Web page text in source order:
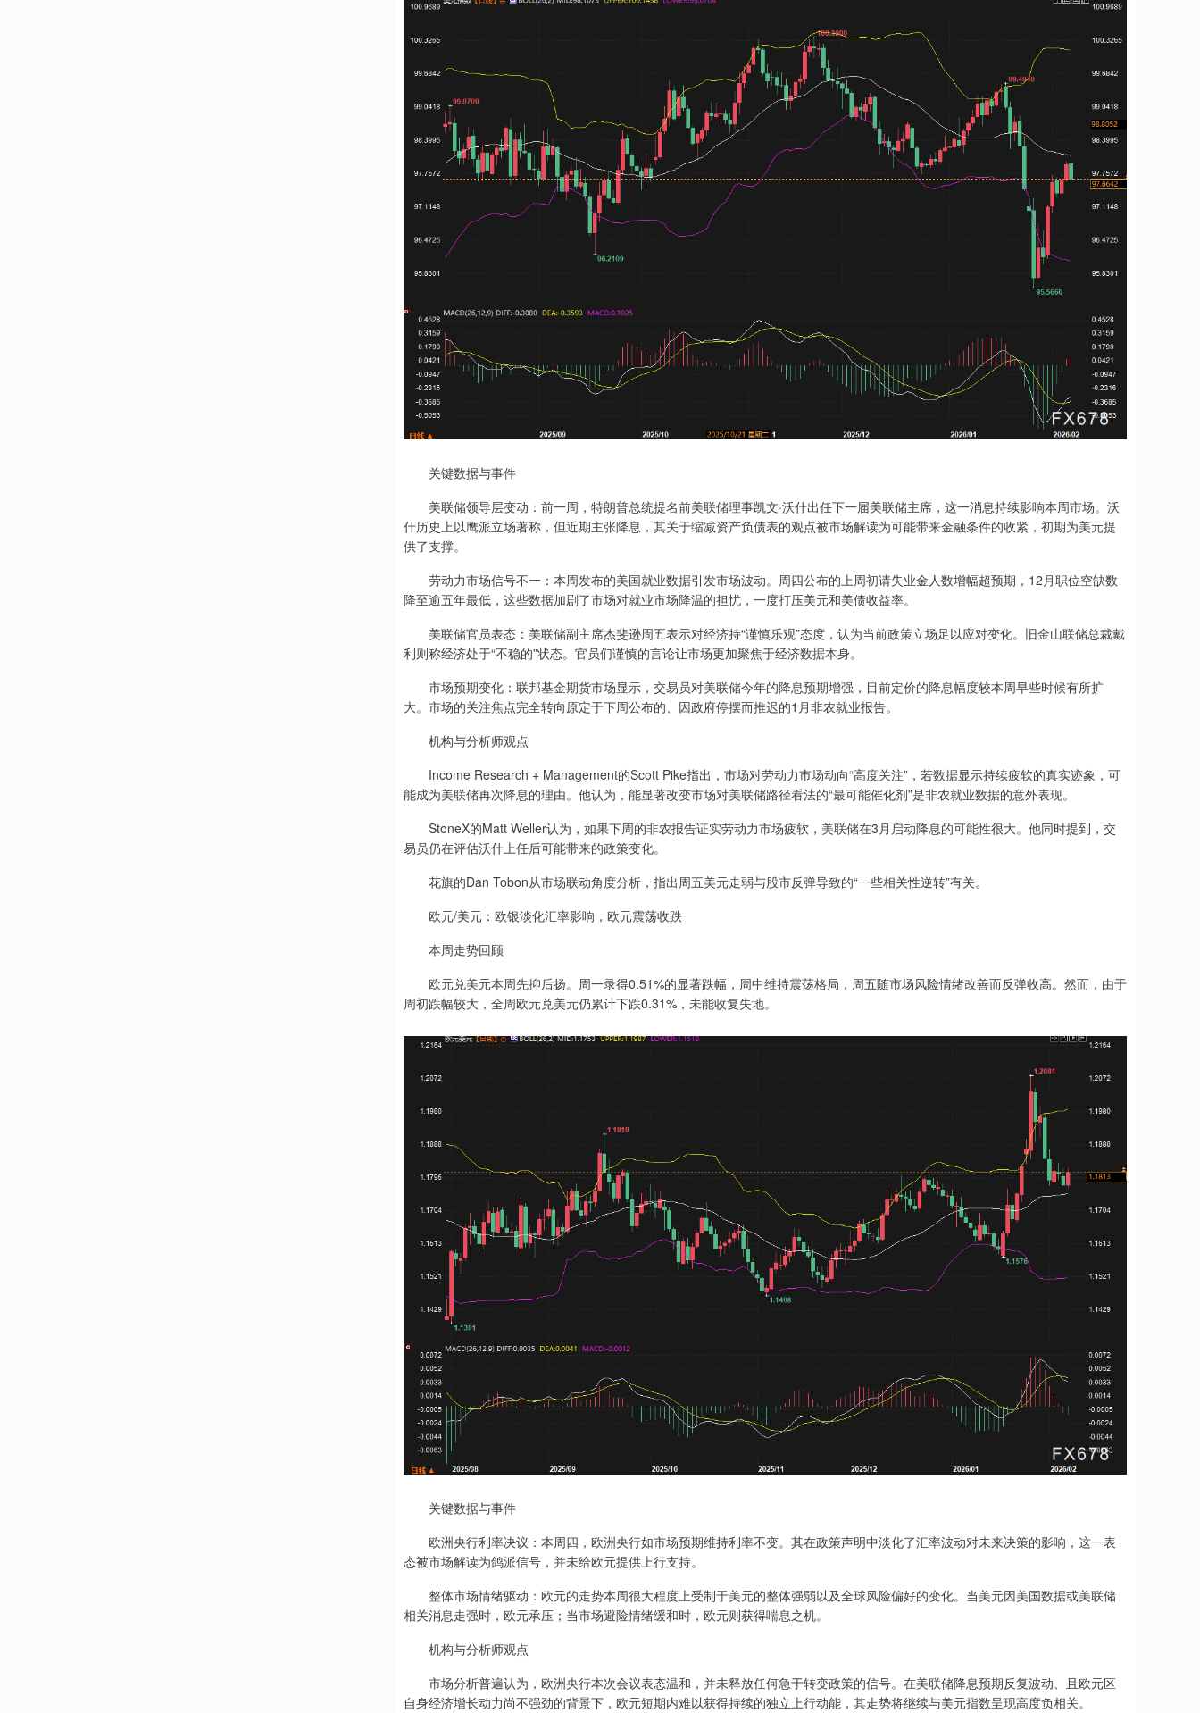
关键数据与事件
美联储领导层变动：前一周，特朗普总统提名前美联储理事凯文·沃什出任下一届美联储主席，这一消息持续影响本周市场。沃
什历史上以鹰派立场著称，但近期主张降息，其关于缩减资产负债表的观点被市场解读为可能带来金融条件的收紧，初期为美元提
供了支撑。
劳动力市场信号不一：本周发布的美国就业数据引发市场波动。周四公布的上周初请失业金人数增幅超预期，12月职位空缺数
降至逾五年最低，这些数据加剧了市场对就业市场降温的担忧，一度打压美元和美债收益率。
美联储官员表态：美联储副主席杰斐逊周五表示对经济持“谨慎乐观”态度，认为当前政策立场足以应对变化。旧金山联储总裁戴
利则称经济处于“不稳的”状态。官员们谨慎的言论让市场更加聚焦于经济数据本身。
市场预期变化：联邦基金期货市场显示，交易员对美联储今年的降息预期增强，目前定价的降息幅度较本周早些时候有所扩
大。市场的关注焦点完全转向原定于下周公布的、因政府停摆而推迟的1月非农就业报告。
机构与分析师观点
Income Research + Management的Scott Pike指出，市场对劳动力市场动向“高度关注”，若数据显示持续疲软的真实迹象，可
能成为美联储再次降息的理由。他认为，能显著改变市场对美联储路径看法的“最可能催化剂”是非农就业数据的意外表现。
StoneX的Matt Weller认为，如果下周的非农报告证实劳动力市场疲软，美联储在3月启动降息的可能性很大。他同时提到，交
易员仍在评估沃什上任后可能带来的政策变化。
花旗的Dan Tobon从市场联动角度分析，指出周五美元走弱与股市反弹导致的“一些相关性逆转”有关。
欧元/美元：欧银淡化汇率影响，欧元震荡收跌
本周走势回顾
欧元兑美元本周先抑后扬。周一录得0.51%的显著跌幅，周中维持震荡格局，周五随市场风险情绪改善而反弹收高。然而，由于
周初跌幅较大，全周欧元兑美元仍累计下跌0.31%，未能收复失地。
关键数据与事件
欧洲央行利率决议：本周四，欧洲央行如市场预期维持利率不变。其在政策声明中淡化了汇率波动对未来决策的影响，这一表
态被市场解读为鸽派信号，并未给欧元提供上行支持。
整体市场情绪驱动：欧元的走势本周很大程度上受制于美元的整体强弱以及全球风险偏好的变化。当美元因美国数据或美联储
相关消息走强时，欧元承压；当市场避险情绪缓和时，欧元则获得喘息之机。
机构与分析师观点
市场分析普遍认为，欧洲央行本次会议表态温和，并未释放任何急于转变政策的信号。在美联储降息预期反复波动、且欧元区
自身经济增长动力尚不强劲的背景下，欧元短期内难以获得持续的独立上行动能，其走势将继续与美元指数呈现高度负相关。